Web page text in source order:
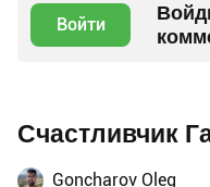
Войти
Счастливчик
Goncharov Oleg